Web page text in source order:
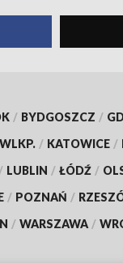
/ BYDGOSZCZ /
/ KATOWICE /
/ LUBLIN / ŁÓDŹ /
/ POZNAŃ /
/ WARSZAWA /